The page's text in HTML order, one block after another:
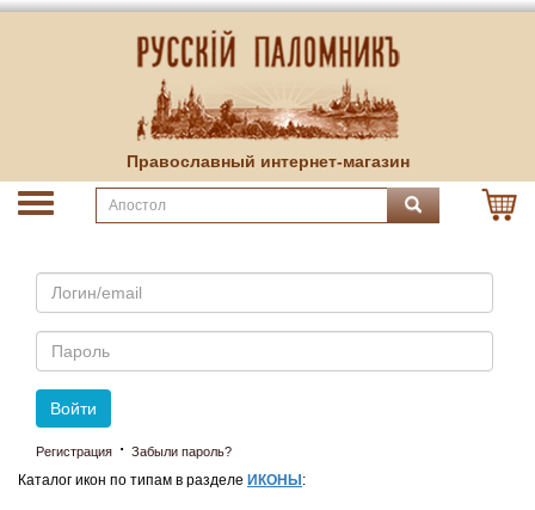
Православный интернет-магазин
Email
Пароль
Войти
Регистрация · Забыли пароль?
Каталог икон по типам в разделе ИКОНЫ :